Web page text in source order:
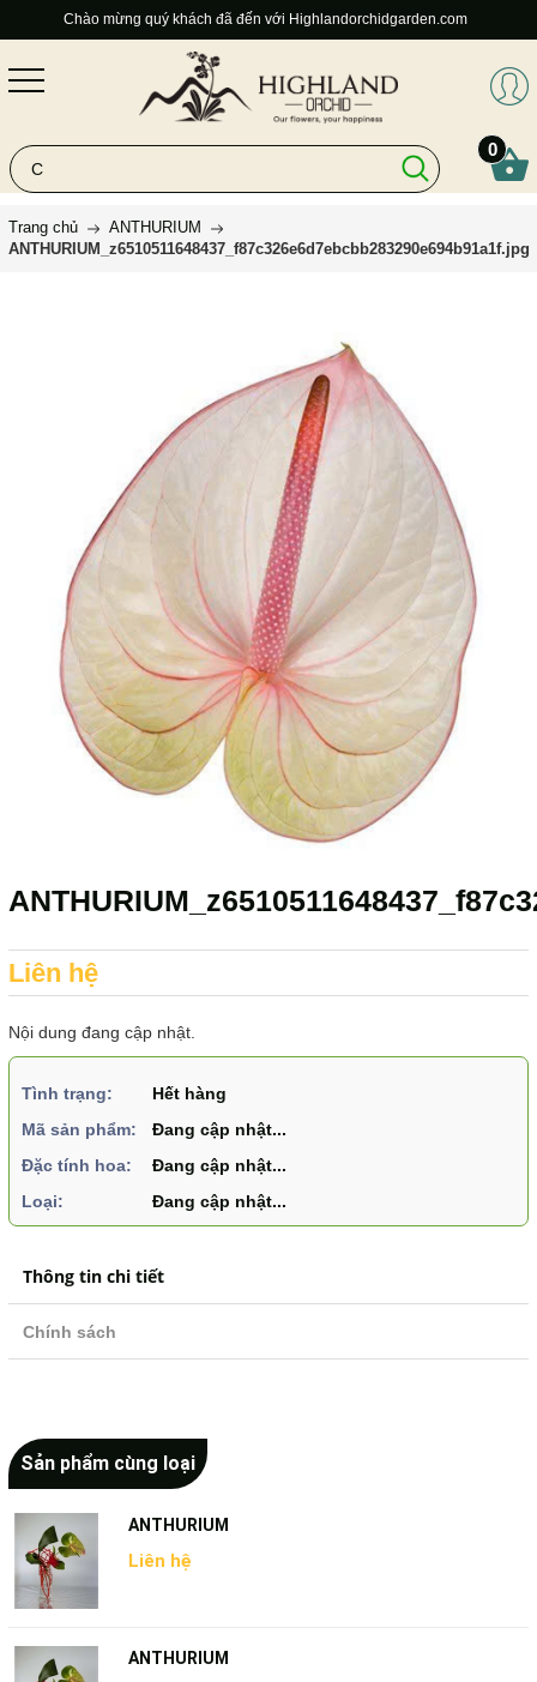
Chào mừng quý khách đã đến với Highlandorchidgarden.com
0
Trang chủ
ANTHURIUM
ANTHURIUM_z6510511648437_f87c326e6d7ebcbb283290e694b91a1f.jpg
Liên hệ
Nội dung đang cập nhật.
Tình trạng:
Hết hàng
Mã sản phẩm:
Đang cập nhật...
Đặc tính hoa:
Đang cập nhật...
Loại:
Đang cập nhật...
Thông tin chi tiết
Chính sách
Sản phẩm cùng loại
ANTHURIUM
Liên hệ
ANTHURIUM